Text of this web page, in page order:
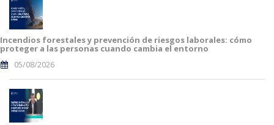
Incendios forestales y prevención de riesgos laborales: cómo
proteger a las personas cuando cambia el entorno
05/08/2026